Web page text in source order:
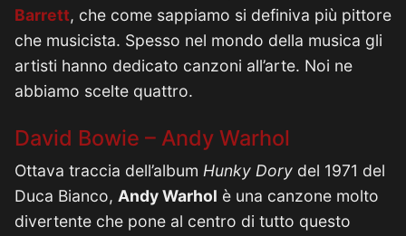
Barrett, che come sappiamo si definiva più pittore
che musicista. Spesso nel mondo della musica gli
artisti hanno dedicato canzoni all’arte. Noi ne
abbiamo scelte quattro.
David Bowie – Andy Warhol
Ottava traccia dell’album Hunky Dory del 1971 del
Duca Bianco, Andy Warhol è una canzone molto
divertente che pone al centro di tutto questo